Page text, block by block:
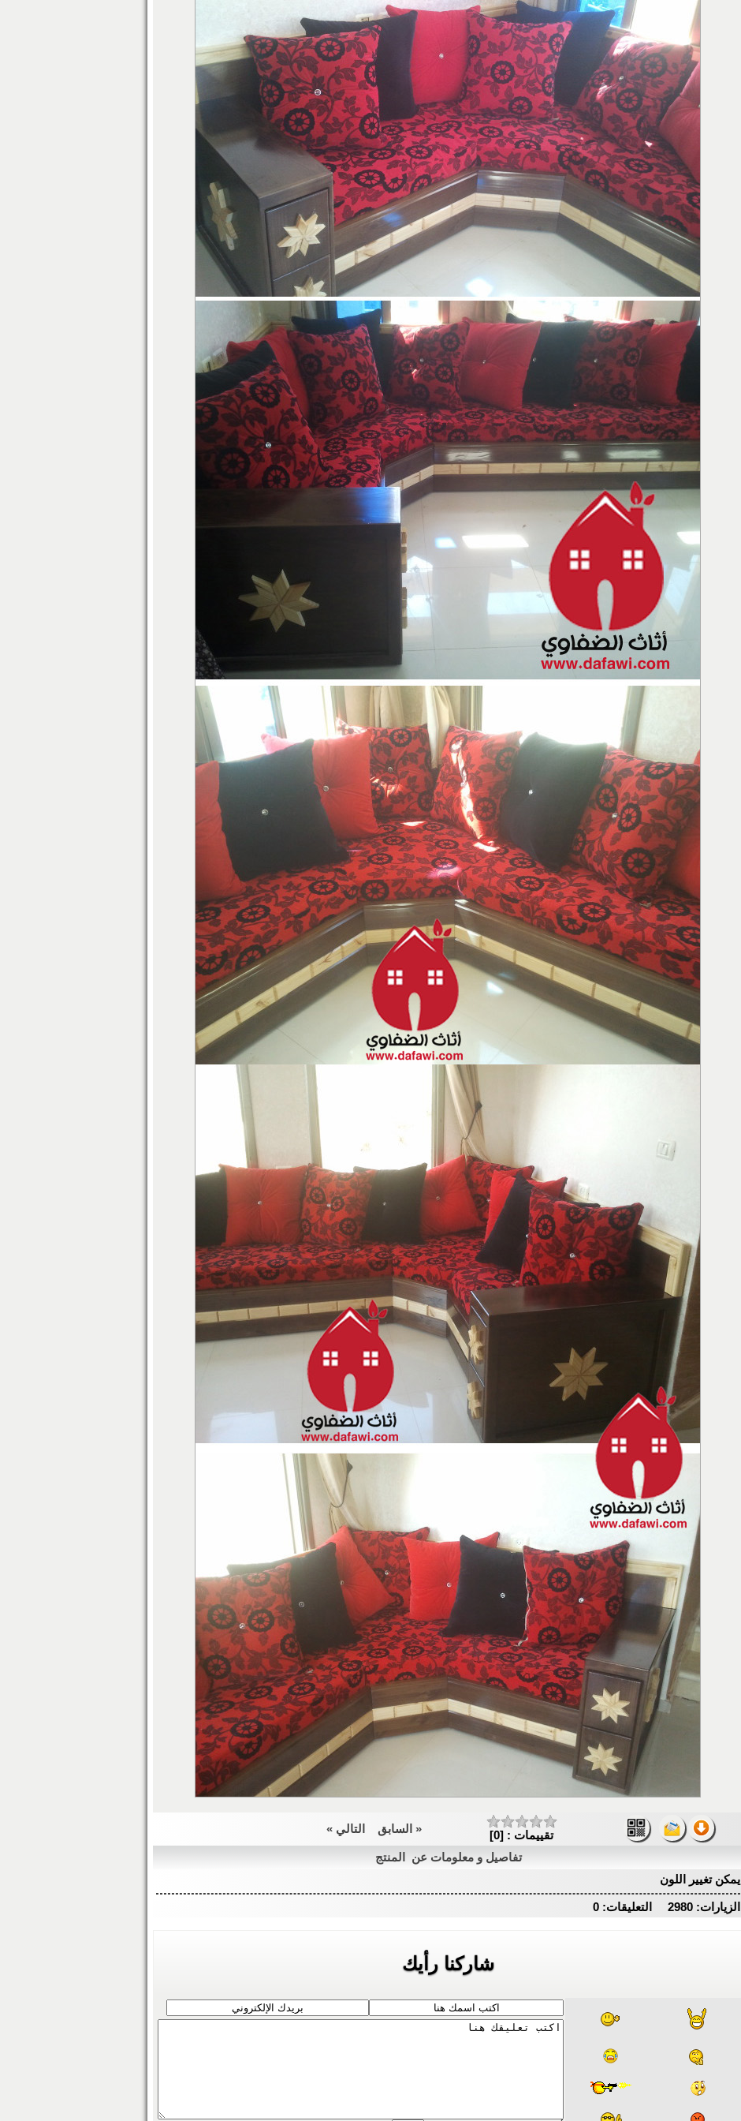
تقييمات : [0] « السابق التالي »
تفاصيل و معلومات عن المنتج
يمكن تغيير اللون
الزيارات: 2980 التعليقات: 0
شاركنا رأيك